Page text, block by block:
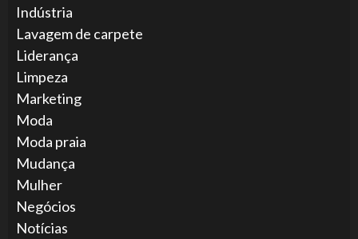
Indústria
Lavagem de carpete
Liderança
Limpeza
Marketing
Moda
Moda praia
Mudança
Mulher
Negócios
Notícias